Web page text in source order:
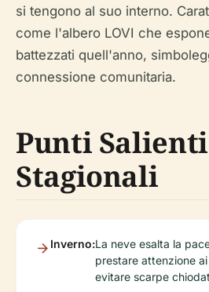
si tengono al suo interno.
come l'albero LOVI che
battezzati quell'anno,
connessione comunitaria.
Punti Salienti
Stagionali
Inverno:La neve esalta la
prestare attenzione
evitare scarpe